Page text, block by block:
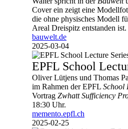
Cover ein zeigt eine
die ohne physisches Modell
Areal Dreispitz entstanden ist.
bauwelt.de
2025-03-04
EPFL School
Oliver Lütjens und Thomas
im Rahmen der EPFL School
Vortrag Zwhatt Sufficiency
18:30 Uhr.
memento.epfl.ch
2025-02-25